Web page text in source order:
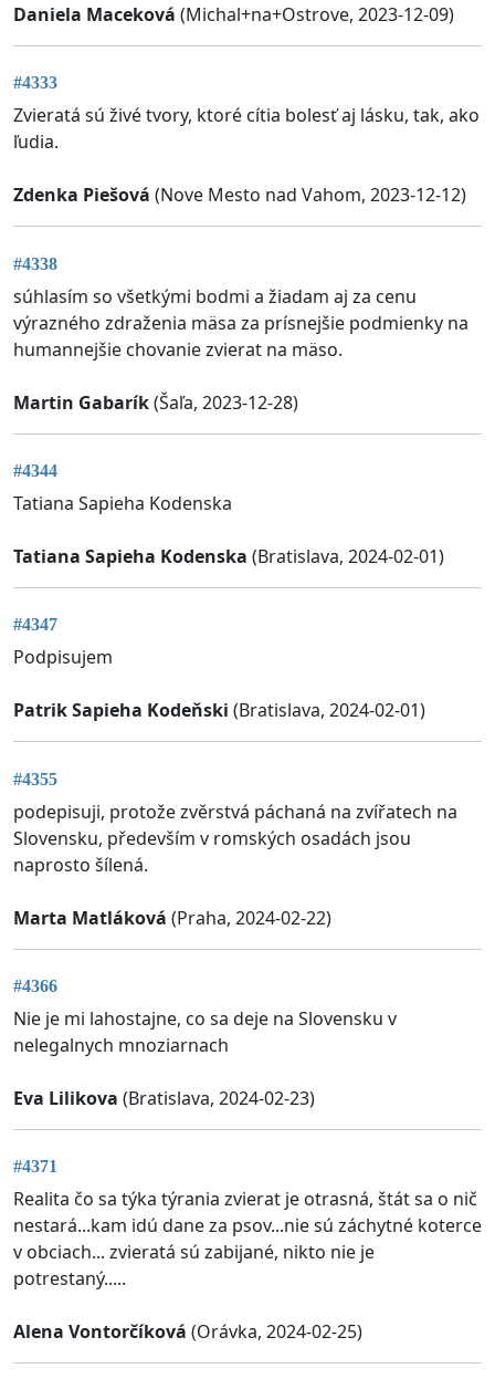
Daniela Maceková (Michal+na+Ostrove, 2023-12-09)
#4333
Zvieratá sú živé tvory, ktoré cítia bolesť aj lásku, tak, ako
ľudia.
Zdenka Piešová (Nove Mesto nad Vahom, 2023-12-12)
#4338
súhlasím so všetkými bodmi a žiadam aj za cenu
výrazného zdraženia mäsa za prísnejšie podmienky na
humannejšie chovanie zvierat na mäso.
Martin Gabarík(Šaľa, 2023-12-28)
#4344
Tatiana Sapieha Kodenska
Tatiana Sapieha Kodenska (Bratislava, 2024-02-01)
#4347
Podpisujem
Patrik Sapieha Kodeňski (Bratislava, 2024-02-01)
#4355
podepisuji, protože zvěrstvá páchaná na zvířatech na
Slovensku, především v romských osadách jsou
naprosto šílená.
Marta Matláková (Praha, 2024-02-22)
#4366
Nie je mi lahostajne, co sa deje na Slovensku v
nelegalnych mnoziarnach
Eva Lilikova (Bratislava, 2024-02-23)
#4371
Realita čo sa týka týrania zvierat je otrasná, štát sa o nič
nestará...kam idú dane za psov...nie sú záchytné koterce
v obciach... zvieratá sú zabijané, nikto nie je
potrestaný.....
Alena Vontorčíková (Orávka, 2024-02-25)